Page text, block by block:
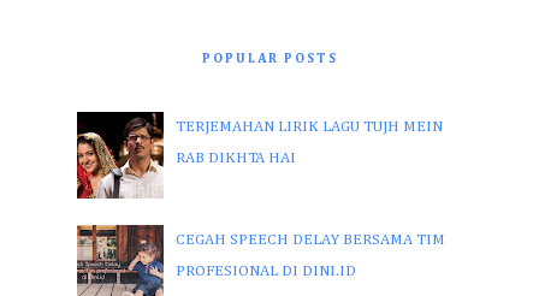
POPULAR POSTS
TERJEMAHAN LIRIK LAGU TUJH MEIN
RAB DIKHTA HAI
CEGAH SPEECH DELAY BERSAMA TIM
PROFESIONAL DI DINI.ID